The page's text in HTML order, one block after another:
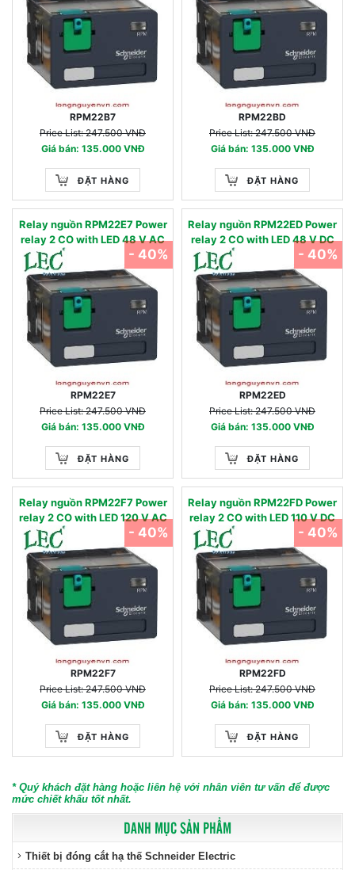
DANH MỤC SẢN PHẨM
Thiết bị đóng cắt hạ thế Schneider Electric
RPM22B7
Price List: 247.500 VNĐ
Giá bán: 135.000 VNĐ
ĐẶT HÀNG
RPM22BD
Price List: 247.500 VNĐ
Giá bán: 135.000 VNĐ
ĐẶT HÀNG
Relay nguồn RPM22E7 Power
relay 2 CO with LED 48 V AC
RPM22E7
Price List: 247.500 VNĐ
Giá bán: 135.000 VNĐ
ĐẶT HÀNG
- 40%
Relay nguồn RPM22ED Power
relay 2 CO with LED 48 V DC
RPM22ED
Price List: 247.500 VNĐ
Giá bán: 135.000 VNĐ
ĐẶT HÀNG
- 40%
Relay nguồn RPM22F7 Power
relay 2 CO with LED 120 V AC
RPM22F7
Price List: 247.500 VNĐ
Giá bán: 135.000 VNĐ
ĐẶT HÀNG
- 40%
Relay nguồn RPM22FD Power
relay 2 CO with LED 110 V DC
RPM22FD
Price List: 247.500 VNĐ
Giá bán: 135.000 VNĐ
ĐẶT HÀNG
- 40%
* Quý khách đặt hàng hoặc liên hệ với nhân viên tư vấn để được
mức chiết khấu tốt nhất.